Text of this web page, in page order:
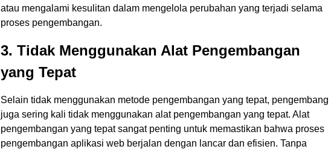
atau mengalami kesulitan dalam mengelola perubahan yang terjadi selama
proses pengembangan.
3. Tidak Menggunakan Alat Pengembangan
yang Tepat
Selain tidak menggunakan metode pengembangan yang tepat, pengembang
juga sering kali tidak menggunakan alat pengembangan yang tepat. Alat
pengembangan yang tepat sangat penting untuk memastikan bahwa proses
pengembangan aplikasi web berjalan dengan lancar dan efisien. Tanpa